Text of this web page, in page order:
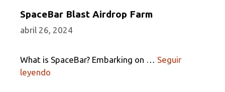
SpaceBar Blast Airdrop Farm
abril 26, 2024
What is SpaceBar? Embarking on … Seguir
leyendo